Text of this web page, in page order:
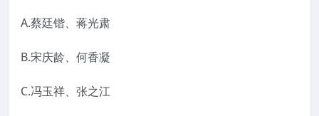
A.蔡廷锴、蒋光肃
B.宋庆龄、何香凝
C.冯玉祥、张之江